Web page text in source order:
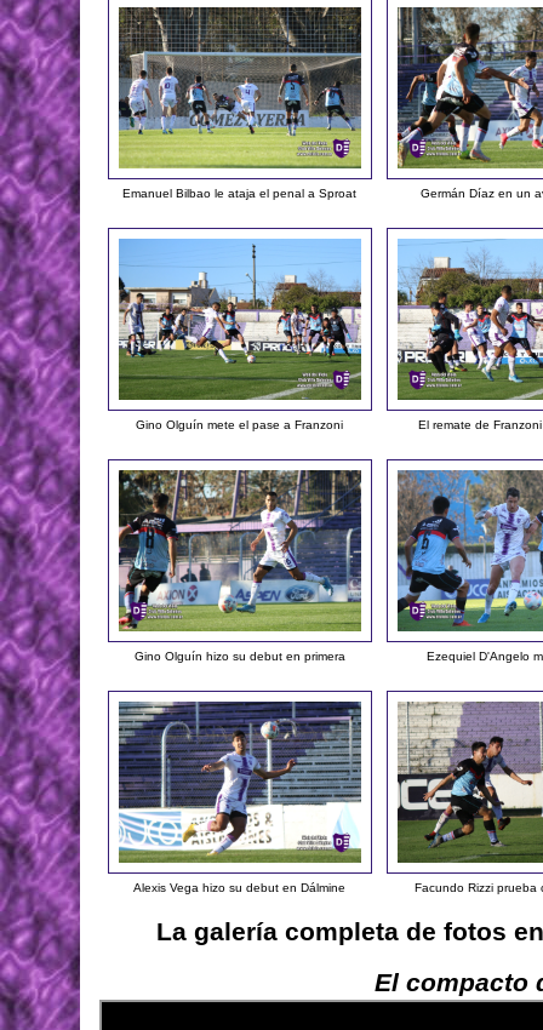
Emanuel Bilbao le ataja el penal a Sproat Germán Díaz en un
Gino Olguín mete el pase a Franzoni El remate de
Gino Olguín hizo su debut en primera Ezequiel D'Angelo
Alexis Vega hizo su debut en Dálmine Facundo Rizzi prueba
La galería completa de fotos
El compacto